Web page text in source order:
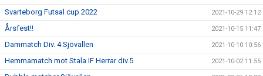
Svarteborg Futsal cup 2022 2021-10-29 12:12
Årsfest!! 2021-10-15 11:47
Dammatch Div. 4 Sjövallen 2021-10-10 10:56
Hemmamatch mot Stala IF Herrar div.5 2021-10-02 11:55